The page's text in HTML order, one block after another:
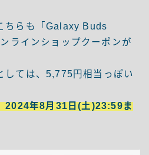
ちらも「Galaxy Buds
ラインショップクーポンが
しては、5,775円相当っぽい
2024年8月31日(土)23:59ま